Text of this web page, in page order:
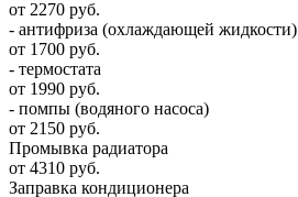
от 2270 руб.
- антифриза (охлаждающей жидкости)
от 1700 руб.
- термостата
от 1990 руб.
- помпы (водяного насоса)
от 2150 руб.
Промывка радиатора
от 4310 руб.
Заправка кондиционера